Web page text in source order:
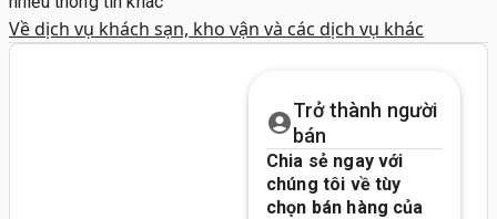
Về dịch vụ khách sạn, kho vận và các dịch vụ khác
Trở thành người
bán
Chia sẻ ngay với
chúng tôi về tùy
chọn bán hàng của